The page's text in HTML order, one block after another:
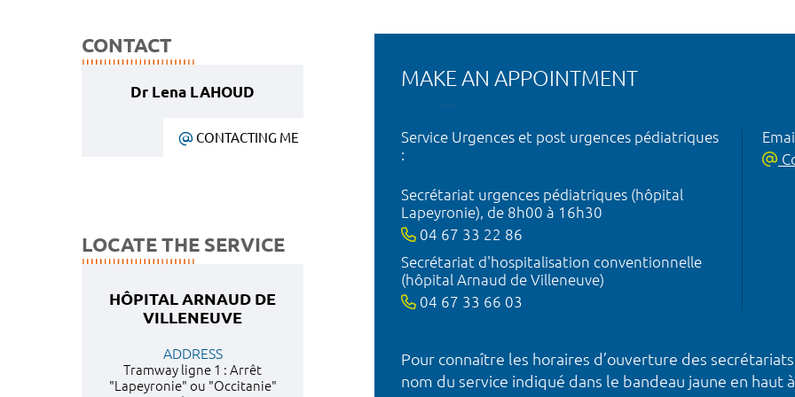
CONTACT
Dr Lena LAHOUD
CONTACTING ME
LOCATE THE SERVICE
HÔPITAL ARNAUD DE
VILLENEUVE
ADDRESS
Tramway ligne 1 : Arrêt
"Lapeyronie" ou "Occitanie"
MAKE AN APPOINTMENT
Service Urgences et post urgences pédiatriques
:
Secrétariat urgences pédiatriques (hôpital
Lapeyronie), de 8h00 à 16h30
04 67 33 22 86
Secrétariat d'hospitalisation conventionnelle
(hôpital Arnaud de Villeneuve)
04 67 33 66 03
Pour connaître les horaires d’ouverture des
nom du service indiqué dans le bandeau jaune en haut